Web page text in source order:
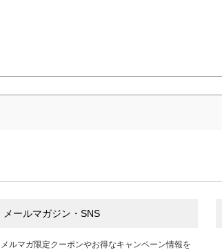
メールマガジン・SNS
メルマガ限定クーポンやお得なキャンペーン情報を